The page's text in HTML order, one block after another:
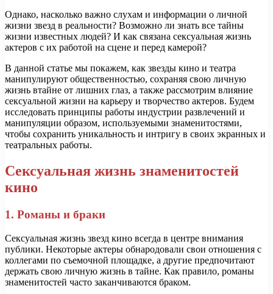
Однако, насколько важно слухам и информации о личной
жизни звезд в реальности? Возможно ли знать все тайны
жизни известных людей? И как связана сексуальная жизнь
актеров с их работой на сцене и перед камерой?
В данной статье мы покажем, как звезды кино и театра
манипулируют общественностью, сохраняя свою личную
жизнь втайне от лишних глаз, а также рассмотрим влияние
сексуальной жизни на карьеру и творчество актеров. Будем
исследовать принципы работы индустрии развлечений и
манипуляции образом, используемыми знаменитостями,
чтобы сохранить уникальность и интригу в своих экранных и
театральных работы.
Сексуальная жизнь знаменитостей
кино
1. Романы и браки
Сексуальная жизнь звезд кино всегда в центре внимания
публики. Некоторые актеры обнародовали свои отношения с
коллегами по съемочной площадке, а другие предпочитают
держать свою личную жизнь в тайне. Как правило, романы
знаменитостей часто заканчиваются браком.